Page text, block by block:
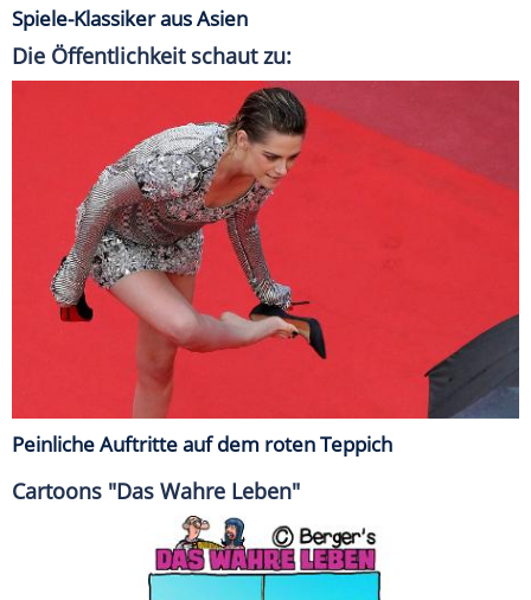
Spiele-Klassiker aus Asien
Die Öffentlichkeit schaut zu:
Peinliche Auftritte auf dem roten Teppich
Cartoons "Das Wahre Leben"